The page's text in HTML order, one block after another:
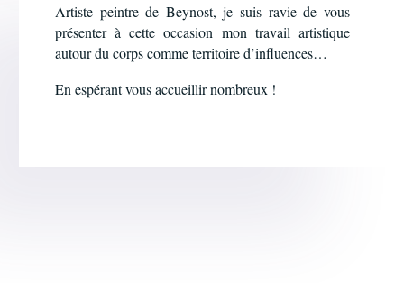
Artiste peintre de Beynost, je suis ravie de vous
présenter à cette occasion mon travail artistique
autour du corps comme territoire d’influences…
En espérant vous accueillir nombreux !